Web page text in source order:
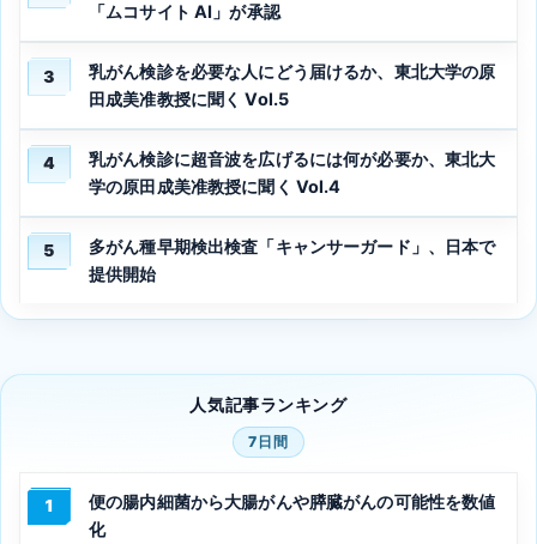
「ムコサイト AI」が承認
3
乳がん検診を必要な人にどう届けるか、東北大学の原
田成美准教授に聞く Vol.5
4
乳がん検診に超音波を広げるには何が必要か、東北大
学の原田成美准教授に聞く Vol.4
5
多がん種早期検出検査「キャンサーガード」、日本で
提供開始
人気記事ランキング
7日間
1
便の腸内細菌から大腸がんや膵臓がんの可能性を数値
化